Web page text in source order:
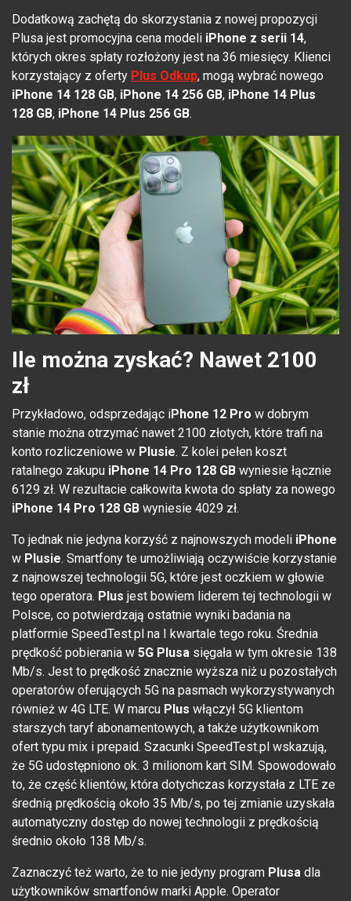
Dodatkową zachętą do skorzystania z nowej propozycji
Plusa jest promocyjna cena modeli iPhone z serii 14,
których okres spłaty rozłożony jest na 36 miesięcy. Klienci
korzystający z oferty Plus Odkup, mogą wybrać nowego
iPhone 14 128 GB, iPhone 14 256 GB, iPhone 14 Plus
128 GB, iPhone 14 Plus 256 GB.
Ile można zyskać? Nawet 2100
zł
Przykładowo, odsprzedając iPhone 12 Pro w dobrym
stanie można otrzymać nawet 2100 złotych, które trafi na
konto rozliczeniowe w Plusie. Z kolei pełen koszt
ratalnego zakupu iPhone 14 Pro 128 GB wyniesie łącznie
6129 zł. W rezultacie całkowita kwota do spłaty za nowego
iPhone 14 Pro 128 GB wyniesie 4029 zł.
To jednak nie jedyna korzyść z najnowszych modeli iPhone
w Plusie. Smartfony te umożliwiają oczywiście korzystanie
z najnowszej technologii 5G, które jest oczkiem w głowie
tego operatora. Plus jest bowiem liderem tej technologii w
Polsce, co potwierdzają ostatnie wyniki badania na
platformie SpeedTest.pl na I kwartale tego roku. Średnia
prędkość pobierania w 5G Plusa sięgała w tym okresie 138
Mb/s. Jest to prędkość znacznie wyższa niż u pozostałych
operatorów oferujących 5G na pasmach wykorzystywanych
również w 4G LTE. W marcu Plus włączył 5G klientom
starszych taryf abonamentowych, a także użytkownikom
ofert typu mix i prepaid. Szacunki SpeedTest.pl wskazują,
że 5G udostępniono ok. 3 milionom kart SIM. Spowodowało
to, że część klientów, która dotychczas korzystała z LTE ze
średnią prędkością około 35 Mb/s, po tej zmianie uzyskała
automatyczny dostęp do nowej technologii z prędkością
średnio około 138 Mb/s.
Zaznaczyć też warto, że to nie jedyny program Plusa dla
użytkowników smartfonów marki Apple. Operator